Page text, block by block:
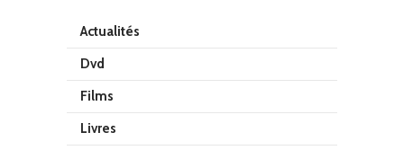
Actualités
Dvd
Films
Livres